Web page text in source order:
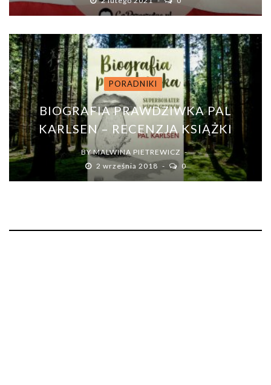
PORADNIKI
BIOGRAFIA PRAWDZIWKA PAL
KARLSEN – RECENZJA KSIĄŻKI
BYMALWINA PIETREWICZ
2 września 2018
0